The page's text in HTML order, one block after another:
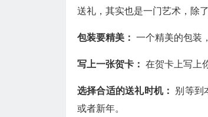
送礼，其实也是一门艺术，除
包装要精美： 一个精美的包装
写上一张贺卡： 在贺卡上写上
选择合适的送礼时机： 别等到
或者新年。